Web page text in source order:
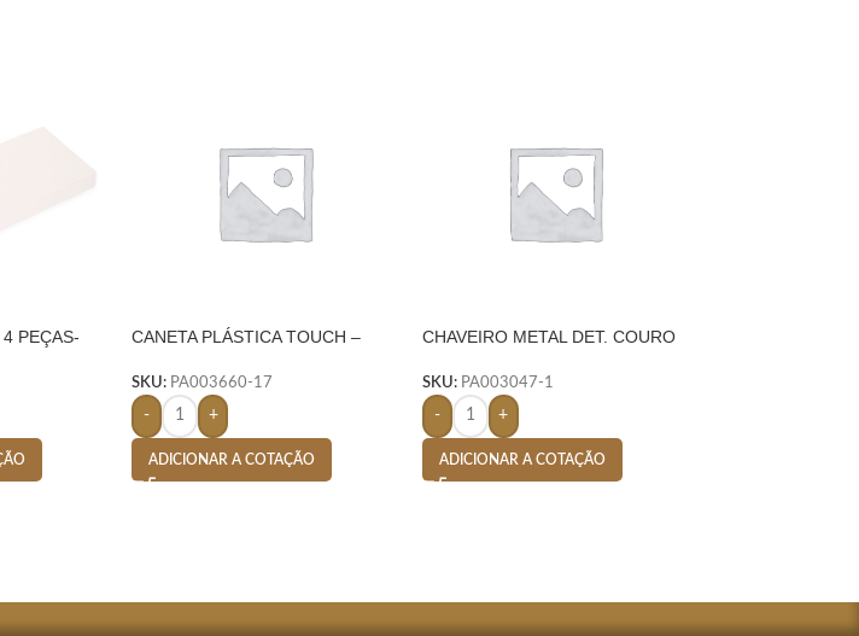
PEÇAS-
CANETA PLÁSTICA TOUCH –
SKU: PA003660-17
- +
ADICIONAR A COTAÇÃO
CHAVEIRO METAL DET. COURO
SKU: PA003047-1
- +
ADICIONAR A COTAÇÃO